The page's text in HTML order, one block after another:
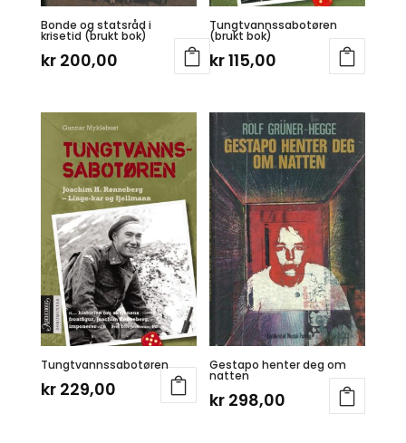
Bonde og statsråd i
krisetid (brukt bok)
kr200,00
Tungtvannssabotøren
(brukt bok)
kr115,00
Tungtvannssabotøren
kr229,00
Gestapo henter deg om
natten
kr 298,00